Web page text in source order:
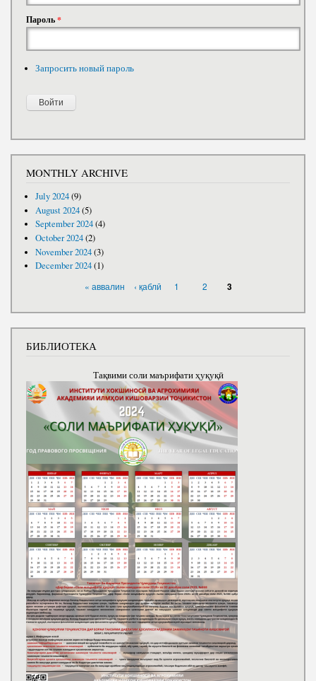
Пароль*
Запросить новый пароль
MONTHLY ARCHIVE
July 2024(9)
August 2024(5)
September 2024(4)
October 2024(2)
November 2024(3)
December 2024(1)
« аввалин ‹ қаблӣ 1 2 3
БИБЛИОТЕКА
Тақвими соли маърифати ҳуқуқӣ